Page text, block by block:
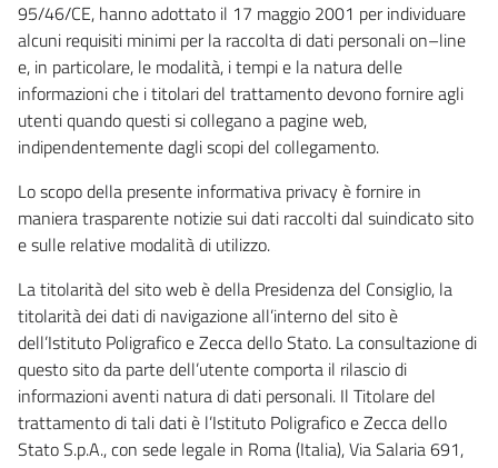
95/46/CE, hanno adottato il 17 maggio 2001 per individuare
alcuni requisiti minimi per la raccolta di dati personali on–line
e, in particolare, le modalità, i tempi e la natura delle
informazioni che i titolari del trattamento devono fornire agli
utenti quando questi si collegano a pagine web,
indipendentemente dagli scopi del collegamento.
Lo scopo della presente informativa privacy è fornire in
maniera trasparente notizie sui dati raccolti dal suindicato sito
e sulle relative modalità di utilizzo.
La titolarità del sito web è della Presidenza del Consiglio, la
titolarità dei dati di navigazione all’interno del sito è
dell’Istituto Poligrafico e Zecca dello Stato. La consultazione di
questo sito da parte dell’utente comporta il rilascio di
informazioni aventi natura di dati personali. Il Titolare del
trattamento di tali dati è l’Istituto Poligrafico e Zecca dello
Stato S.p.A., con sede legale in Roma (Italia), Via Salaria 691,